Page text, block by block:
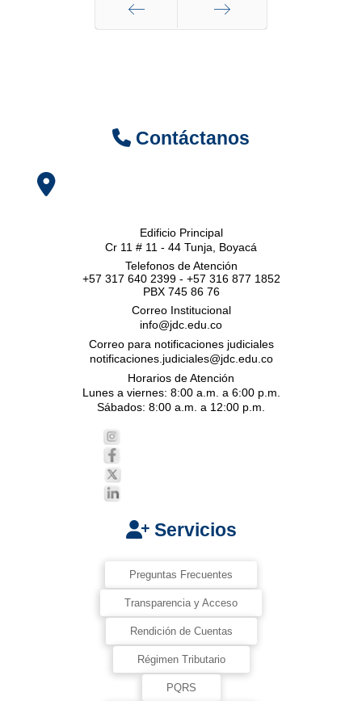
Contáctanos
Edificio Principal
Cr 11 # 11 - 44 Tunja, Boyacá
Telefonos de Atención
+57 317 640 2399 - +57 316 877 1852
PBX 745 86 76
Correo Institucional
info@jdc.edu.co
Correo para notificaciones judiciales
notificaciones.judiciales@jdc.edu.co
Horarios de Atención
Lunes a viernes: 8:00 a.m. a 6:00 p.m.
Sábados: 8:00 a.m. a 12:00 p.m.
Servicios
Preguntas Frecuentes
Transparencia y Acceso
Rendición de Cuentas
Régimen Tributario
PQRS